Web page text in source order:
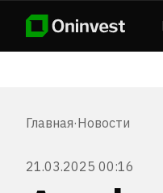
Главная·Новости
21.03.2025 00:16